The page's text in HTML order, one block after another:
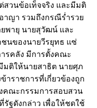
สวนข้อเท็จจริง และมีมติ
าญา รวมถึงกรณีร่ำรวย
พายุ นายสุวัฒน์ และ
ชนของนายวีรยุทธ แซ่
รคลัง มีการตั้งคณะ
มติให้นายสาธิต นายศุภ
าราชการที่เกี่ยวข้องถูก
คณะกรรมการสอบสวน
รัฐดังกล่าว เพื่อให้ชดใช้